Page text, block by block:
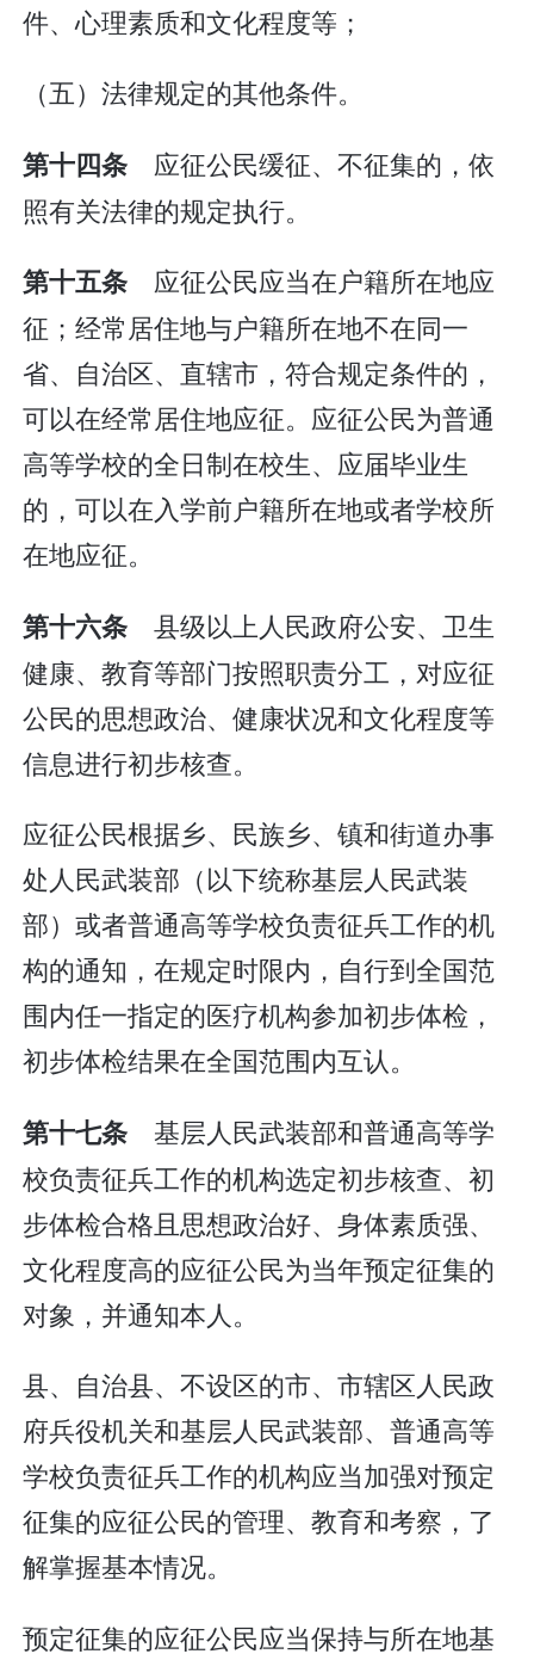
件、心理素质和文化程度等；
（五）法律规定的其他条件。
第十四条 应征公民缓征、不征集的，依
照有关法律的规定执行。
第十五条 应征公民应当在户籍所在地应
征；经常居住地与户籍所在地不在同一
省、自治区、直辖市，符合规定条件的，
可以在经常居住地应征。应征公民为普通
高等学校的全日制在校生、应届毕业生
的，可以在入学前户籍所在地或者学校所
在地应征。
第十六条 县级以上人民政府公安、卫生
健康、教育等部门按照职责分工，对应征
公民的思想政治、健康状况和文化程度等
信息进行初步核查。
应征公民根据乡、民族乡、镇和街道办事
处人民武装部（以下统称基层人民武装
部）或者普通高等学校负责征兵工作的机
构的通知，在规定时限内，自行到全国范
围内任一指定的医疗机构参加初步体检，
初步体检结果在全国范围内互认。
第十七条 基层人民武装部和普通高等学
校负责征兵工作的机构选定初步核查、初
步体检合格且思想政治好、身体素质强、
文化程度高的应征公民为当年预定征集的
对象，并通知本人。
县、自治县、不设区的市、市辖区人民政
府兵役机关和基层人民武装部、普通高等
学校负责征兵工作的机构应当加强对预定
征集的应征公民的管理、教育和考察，了
解掌握基本情况。
预定征集的应征公民应当保持与所在地基